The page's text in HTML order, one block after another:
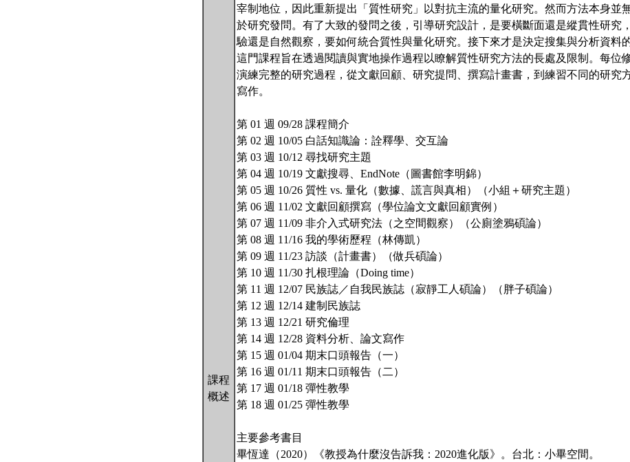
課程
概述
宰制地位，因此重新提出「質性研究」以對抗主流的量化研究。然而方法本身並
於研究發問。有了大致的發問之後，引導研究設計，是要橫斷面還是縱貫性研究
驗還是自然觀察，要如何統合質性與量化研究。接下來才是決定搜集與分析資料的
這門課程旨在透過閱讀與實地操作過程以瞭解質性研究方法的長處及限制。每位
演練完整的研究過程，從文獻回顧、研究提問、撰寫計畫書，到練習不同的研究
寫作。
第 01 週 09/28 課程簡介
第 02 週 10/05 白話知識論：詮釋學、交互論
第 03 週 10/12 尋找研究主題
第 04 週 10/19 文獻搜尋、EndNote（圖書館李明錦）
第 05 週 10/26 質性 vs. 量化（數據、謊言與真相）（小組＋研究主題）
第 06 週 11/02 文獻回顧撰寫（學位論文文獻回顧實例）
第 07 週 11/09 非介入式研究法（之空間觀察）（公廁塗鴉碩論）
第 08 週 11/16 我的學術歷程（林傳凱）
第 09 週 11/23 訪談（計畫書）（做兵碩論）
第 10 週 11/30 扎根理論（Doing time）
第 11 週 12/07 民族誌／自我民族誌（寂靜工人碩論）（胖子碩論）
第 12 週 12/14 建制民族誌
第 13 週 12/21 研究倫理
第 14 週 12/28 資料分析、論文寫作
第 15 週 01/04 期末口頭報告（一）
第 16 週 01/11 期末口頭報告（二）
第 17 週 01/18 彈性教學
第 18 週 01/25 彈性教學
主要參考書目
畢恆達（2020）《教授為什麼沒告訴我：2020進化版》。台北：小畢空間。